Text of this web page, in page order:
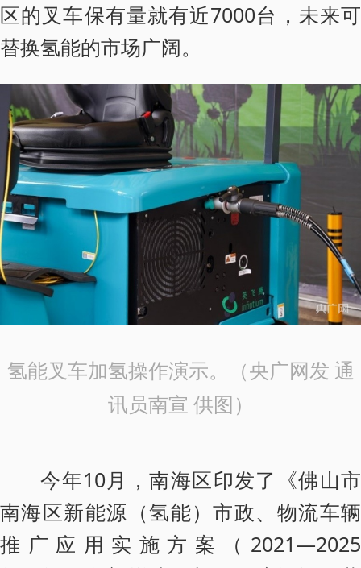
区的叉车保有量就有近7000台，未来可
替换氢能的市场广阔。
氢能叉车加氢操作演示。（央广网发 通
讯员南宣 供图）
今年10月，南海区印发了《佛山市
南海区新能源（氢能）市政、物流车辆
推广应用实施方案（2021—2025